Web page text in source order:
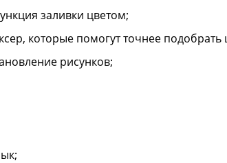
заливки цветом;
которые помогут точнее подобрать
рисунков;